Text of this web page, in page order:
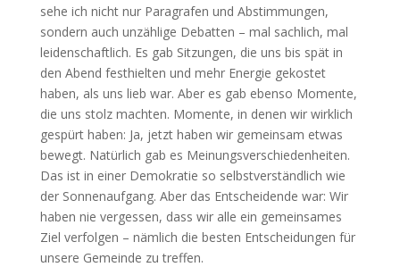
sehe ich nicht nur Paragrafen und Abstimmungen,
sondern auch unzählige Debatten – mal sachlich, mal
leidenschaftlich. Es gab Sitzungen, die uns bis spät in
den Abend festhielten und mehr Energie gekostet
haben, als uns lieb war. Aber es gab ebenso Momente,
die uns stolz machten. Momente, in denen wir wirklich
gespürt haben: Ja, jetzt haben wir gemeinsam etwas
bewegt. Natürlich gab es Meinungsverschiedenheiten.
Das ist in einer Demokratie so selbstverständlich wie
der Sonnenaufgang. Aber das Entscheidende war: Wir
haben nie vergessen, dass wir alle ein gemeinsames
Ziel verfolgen – nämlich die besten Entscheidungen für
unsere Gemeinde zu treffen.